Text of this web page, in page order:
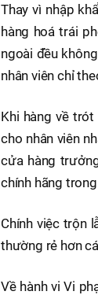
Thay vì nhập
hàng hoá trái
ngoài đều
nhân viên chỉ
Khi hàng về
cho nhân viên
cửa hàng
chính hãng
Chính việc trộn
thường rẻ hơn
Về hành vi Vi